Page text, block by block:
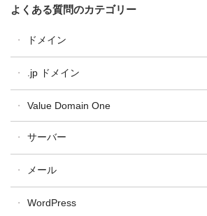
よくある質問のカテゴリー
ドメイン
ドメイン更新
WHOIS
.jp ドメイン
Value Domain One
サーバー
バリューサーバー
メール
WordPress